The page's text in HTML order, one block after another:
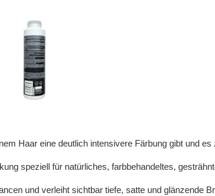
Haar eine deutlich intensivere Färbung gibt und
speziell für natürliches, farbbehandeltes,
und verleiht sichtbar tiefe, satte und glänzende